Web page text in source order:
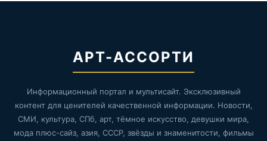
АРТ-АССОРТИ
Информационный портал и мультисайт. Эксклюзивный
контент для ценителей качественной информации. Новости,
СМИ, культура, СПб, арт, тёмное искусство, девушки мира,
мода плюс-сайз, азия, СССР, звёзды и знаменитости, фильмы